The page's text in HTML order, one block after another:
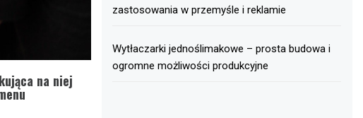
na niej
zastosowania w przemyśle i reklamie
Wytłaczarki jednoślimakowe – prosta budowa i
ogromne możliwości produkcyjne